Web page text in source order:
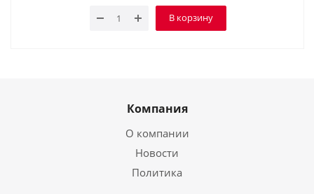
В корзину
Компания
О компании
Новости
Политика